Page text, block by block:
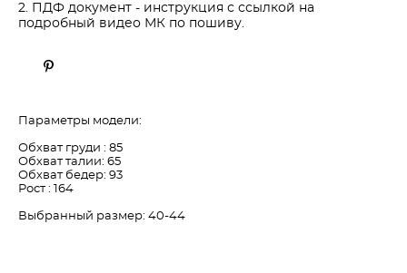
2. ПДФ документ - инструкция с ссылкой на
подробный видео МК по пошиву.
Параметры модели:
Обхват груди : 85
Обхват талии: 65
Обхват бедер: 93
Рост : 164
Выбранный размер: 40-44